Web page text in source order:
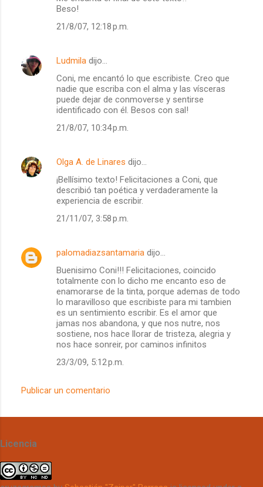
r
Beso!
21/8/07, 12:18 p.m.
Ludmila dijo…
Coni, me encantó lo que escribiste. Creo que
nadie que escriba con el alma y las vísceras
puede dejar de conmoverse y sentirse
identificado con él. Besos con sal!
21/8/07, 10:34 p.m.
Olga A. de Linares dijo…
¡Bellísimo texto! Felicitaciones a Coni, que
describió tan poética y verdaderamente la
experiencia de escribir.
21/11/07, 3:58 p.m.
palomadiazsantamaria dijo…
Buenisimo Coni!!! Felicitaciones, coincido
totalmente con lo dicho me encanto eso de
enamorarse de la tinta, porque ademas de todo
lo maravilloso que escribiste para mi tambien
es un sentimiento escribir. Es el amor que
jamas nos abandona, y que nos nutre, nos
sostiene, nos hace llorar de tristeza, alegria y
nos hace sonreir, por caminos infinitos
23/3/09, 5:12 p.m.
Publicar un comentario
Licencia